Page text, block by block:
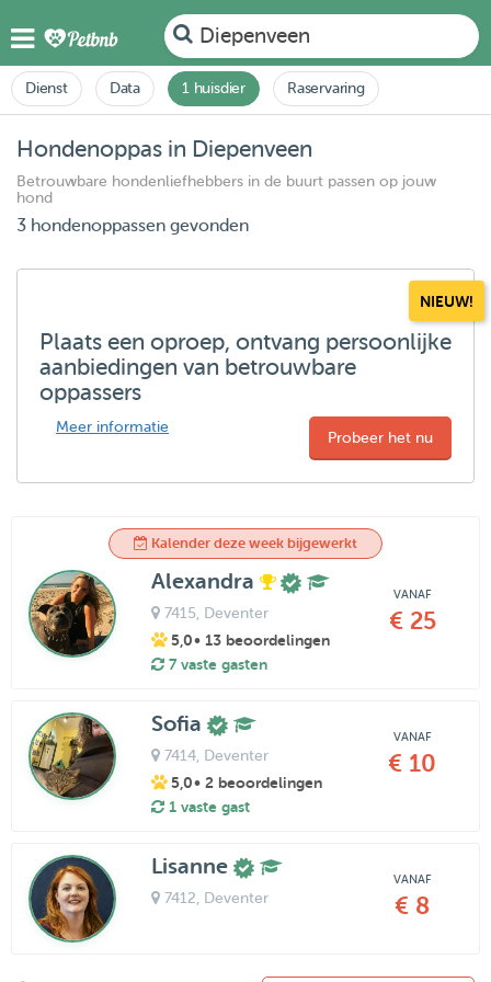
Diepenveen
Dienst Data 1 huisdier Raservaring
Hondenoppas in Diepenveen
Betrouwbare hondenliefhebbers in de buurt passen op jouw
hond
3 hondenoppassen gevonden
NIEUW!
Plaats een oproep, ontvang persoonlijke
aanbiedingen van betrouwbare
oppassers
Meer informatie
Probeer het nu
Kalender deze week bijgewerkt
Alexandra
7415, Deventer
5,0• 13 beoordelingen
7 vaste gasten
VANAF
€ 25
Sofia
7414, Deventer
5,0• 2 beoordelingen
1 vaste gast
VANAF
€ 10
Lisanne
7412 , Deventer
VANAF
€ 8